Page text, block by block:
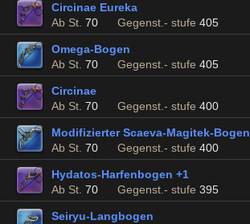
Circinae Eureka
Ab St. 70 Gegenst.- stufe 405
Omega-Bogen
Ab St. 70 Gegenst.- stufe 405
Circinae
Ab St. 70 Gegenst.- stufe 400
Modifizierter Scaeva-Magitek-Bogen
Ab St. 70 Gegenst.- stufe 400
Hydatos-Harfenbogen +1
Ab St. 70 Gegenst.- stufe 395
Seiryu-Langbogen